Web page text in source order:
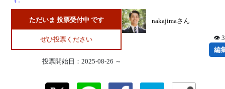
ただいま 投票受付中 です
ぜひ投票ください
投票開始日：2025-08-26 ～
nakajimaさん
👁
編